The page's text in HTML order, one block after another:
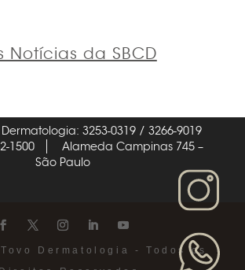
Notícias da SBCD
3253-0319 / 3266-9019
1500
Alameda Campinas 745 –
São Paulo
Dermatologia - Todos os